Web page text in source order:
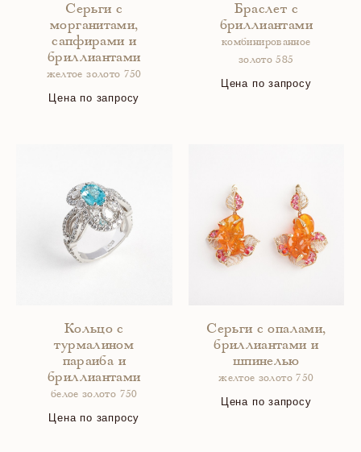
Серьги с
морганитами,
сапфирами и
бриллиантами
желтое золото 750
Цена по запросу
Браслет с
бриллиантами
комбинированное
золото 585
Цена по запросу
Кольцо с
турмалином
параиба и
бриллиантами
белое золото 750
Цена по запросу
Серьги с опалами,
бриллиантами и
шпинелью
желтое золото 750
Цена по запросу